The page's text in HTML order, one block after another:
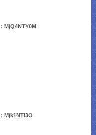
MjQ4NTY0M
Mjk1NTI3O